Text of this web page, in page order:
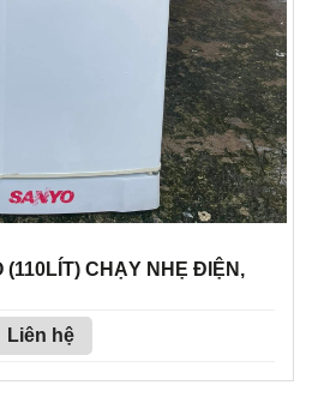
(110LÍT) CHẠY NHẸ ĐIỆN,
Liên hệ